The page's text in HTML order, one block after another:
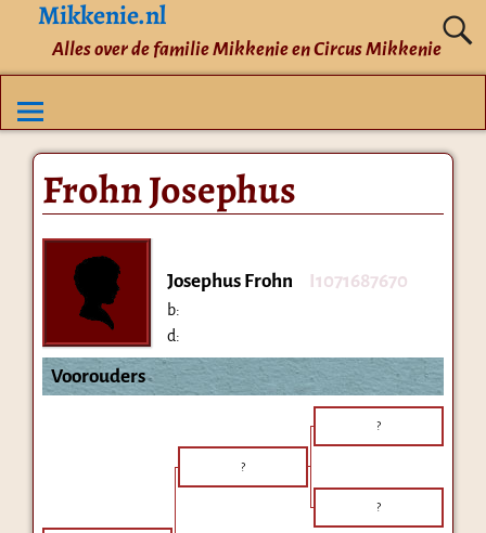
Mikkenie.nl
Alles over de familie Mikkenie en Circus Mikkenie
Frohn Josephus
Josephus Frohn I1071687670
b:
d:
Voorouders
?
?
?